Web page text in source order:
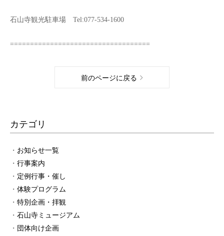
石山寺観光駐車場 Tel:077-534-1600
===================================
前のページに戻る
カテゴリ
お知らせ一覧
行事案内
定例行事・催し
体験プログラム
特別企画・拝観
石山寺ミュージアム
団体向け企画